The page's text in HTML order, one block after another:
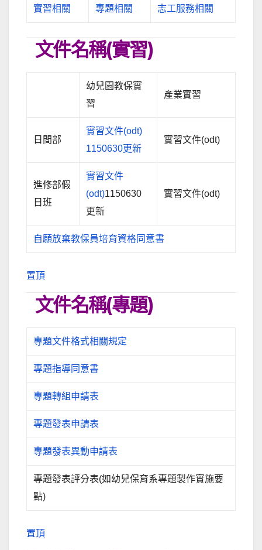
實習相關 專題相關 志工服務相關
文件名稱(實習)
幼兒園教保實
習
產業實習
日間部
實習文件(odt)
1150630更新
實習文件(odt)
進修部假
日班
實習文件
(odt)1150630
更新
實習文件(odt)
自願放棄教保員培育資格同意書
置頂
文件名稱(專題)
專題文件格式相關規定
專題指導同意書
專題轉組申請表
專題發表申請表
專題發表異動申請表
專題發表評分表(如幼兒保育系專題製作實施要
點)
置頂